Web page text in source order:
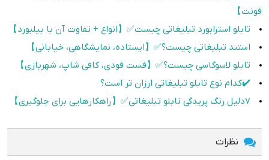
فونت】
تابلو استرابورد تبلیغاتی چیست✅【انواع + تفاوت آن با بیلبورد】
استند تبلیغاتی چیست؟✅【ایستاده، نمایشگاهی، خیابانی】
تابلو لاسوگاسی چیست؟✅【فست فودی، کافی شاپ، شهربازی】
✔️کدام نوع تابلو تبلیغاتی ارزان تر است؟
7دلیل رنگ پریدگی تابلو تبلیغاتی✅【راهکارهایی برای جلوگیری】
نظرات